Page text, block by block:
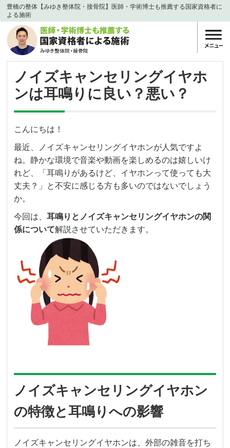
豊橋の整体【みゆき整体院・接骨院】医師・学術博士も推薦する国家資格者に
よる施術
ノイズキャンセリングイヤホ
ンは耳鳴りに良い？悪い？
こんにちは！
最近、ノイズキャンセリングイヤホンが人気ですよ
ね。静かな環境で音楽や動画を楽しめるのは嬉しいけ
れど、「耳鳴りがあるけど、イヤホンって使っても大
丈夫？」と不安に感じる方も多いのではないでしょう
か。
今回は、耳鳴りとノイズキャンセリングイヤホンの関
係について解説させていただきます。
ノイズキャンセリングイヤホン
の特徴と耳鳴りへの影響
ノイズキャンセリングイヤホンは、外部の雑音を打ち